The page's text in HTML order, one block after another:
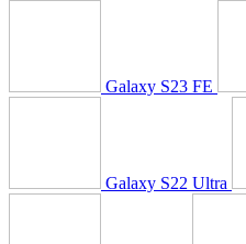
Galaxy S23 FE
Galaxy S22 Ultra